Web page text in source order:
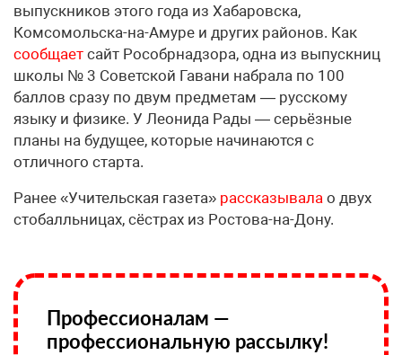
выпускников этого года из Хабаровска,
Комсомольска-на-Амуре и других районов. Как
сообщает сайт Рособрнадзора, одна из выпускниц
школы № 3 Советской Гавани набрала по 100
баллов сразу по двум предметам — русскому
языку и физике. У Леонида Рады — серьёзные
планы на будущее, которые начинаются с
отличного старта.
Ранее «Учительская газета» рассказывала о двух
стобалльницах, сёстрах из Ростова-на-Дону.
Профессионалам —
профессиональную рассылку!